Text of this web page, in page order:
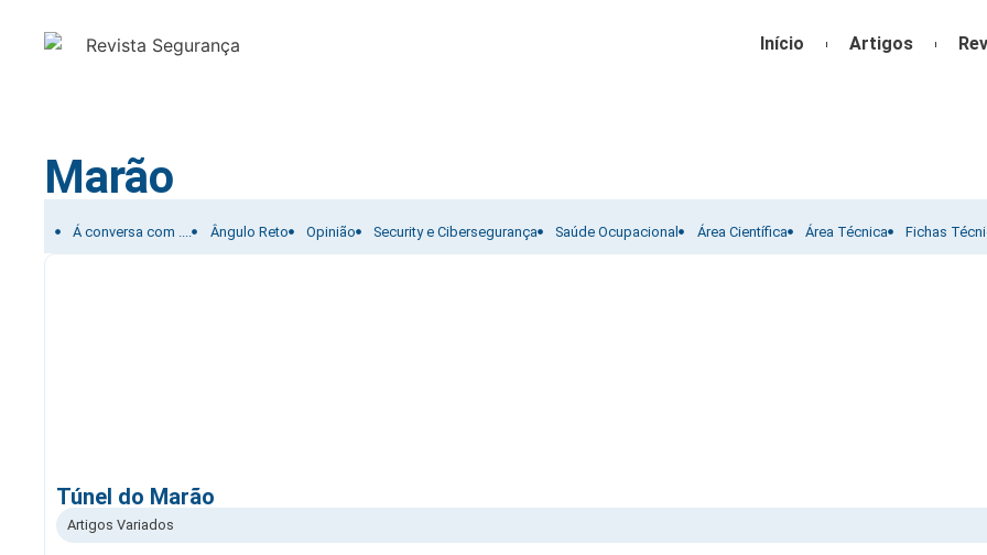
Início Artigos
Marão
Filtrar por:
Á conversa com .... Ângulo Reto Opinião Security e Cibersegurança Saúde Ocupacional Área Científica Área Técnica Fichas
Túnel do Marão
Artigos Variados